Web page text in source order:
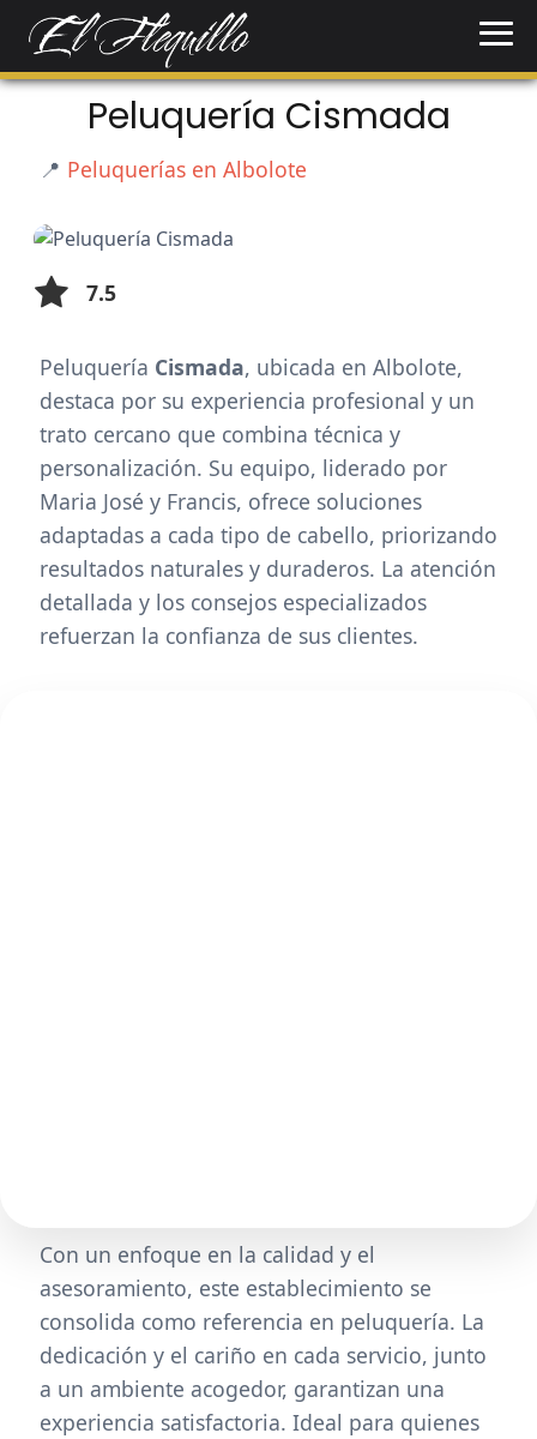
Peluquería Cismada
📍 Peluquerías en Albolote
7.5
Peluquería Cismada, ubicada en Albolote,
destaca por su experiencia profesional y un
trato cercano que combina técnica y
personalización. Su equipo, liderado por
Maria José y Francis, ofrece soluciones
adaptadas a cada tipo de cabello, priorizando
resultados naturales y duraderos. La atención
detallada y los consejos especializados
refuerzan la confianza de sus clientes.
Con un enfoque en la calidad y el
asesoramiento, este establecimiento se
consolida como referencia en peluquería. La
dedicación y el cariño en cada servicio, junto
a un ambiente acogedor, garantizan una
experiencia satisfactoria. Ideal para quienes